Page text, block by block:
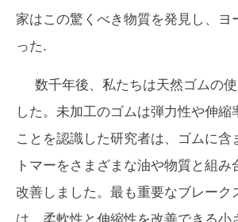
家はこの驚くべき物質を発見し、ヨ
った.
数千年後、私たちは天然ゴムの
した。未加工のゴムは弾力性や伸縮
ことを認識した研究者は、ゴムに含
トマーをさまざまな油や物質と組み
改善しました。最も重要なブレーク